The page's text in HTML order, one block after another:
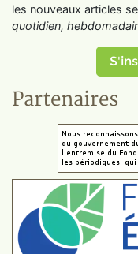
les nouveaux articles
quotidien,
Partenaires